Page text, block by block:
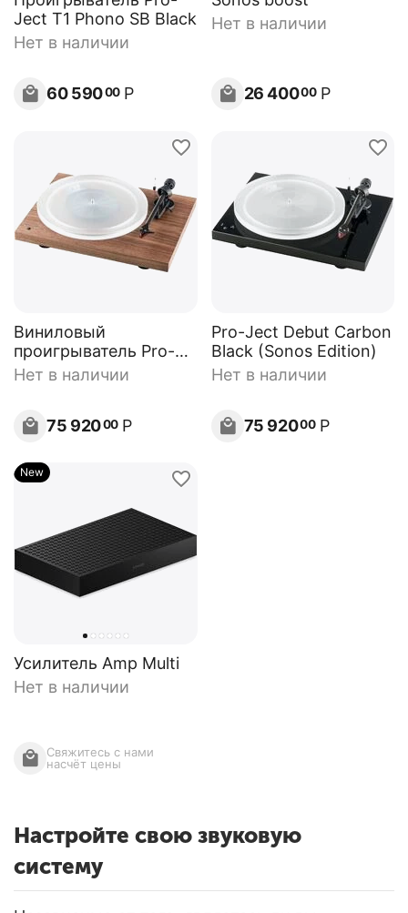
Настройте свою звуковую
систему
Ject T1 Phono SB Black
Нет в наличии
60 59000 Р
Нет в наличии
26 40000 Р
Виниловый
проигрыватель Pro-
Ject Debut Carbon
Нет в наличии
75 92000 Р
Pro-Ject Debut Carbon
Black (Sonos Edition)
Нет в наличии
75 92000 Р
New
Усилитель Amp Multi
Нет в наличии
Свяжитесь с нами
насчёт цены